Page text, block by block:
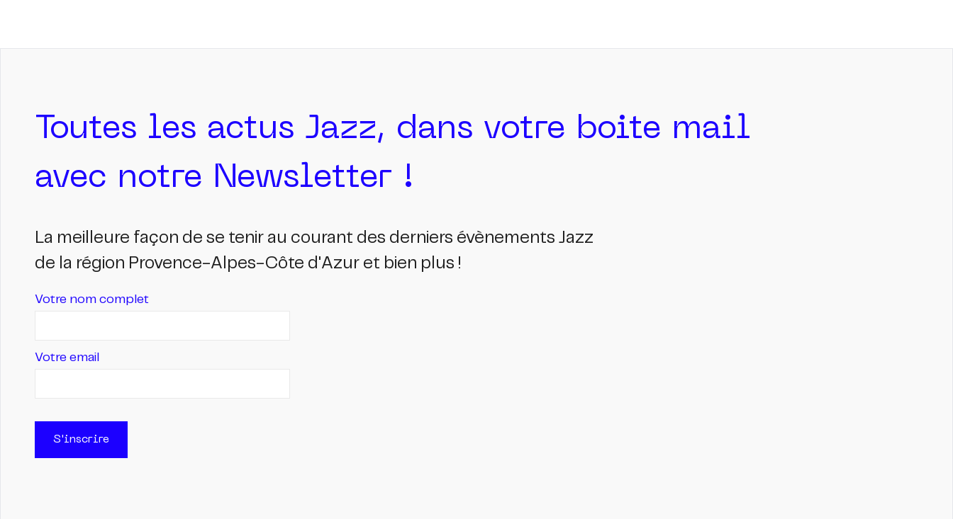
Toutes les actus Jazz, dans votre boite mail
avec notre Newsletter !
La meilleure façon de se tenir au courant des derniers évènements Jazz
de la région Provence-Alpes-Côte d'Azur et bien plus !
Votre nom complet
Votre email
S'inscrire